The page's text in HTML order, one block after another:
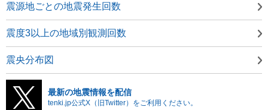
震源地ごとの地震発生回数
震度3以上の地域別観測回数
震央分布図
最新の地震情報を配信
tenki.jp公式X（旧Twitter）をご利用ください。